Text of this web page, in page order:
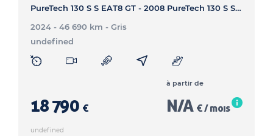
PureTech 130 S S EAT8 GT - 2008 PureTech 130 S S EAT8 GT
2024 - 46 690 km - Gris
undefined
18 790 €
à partir de
N/A € / mois
undefined